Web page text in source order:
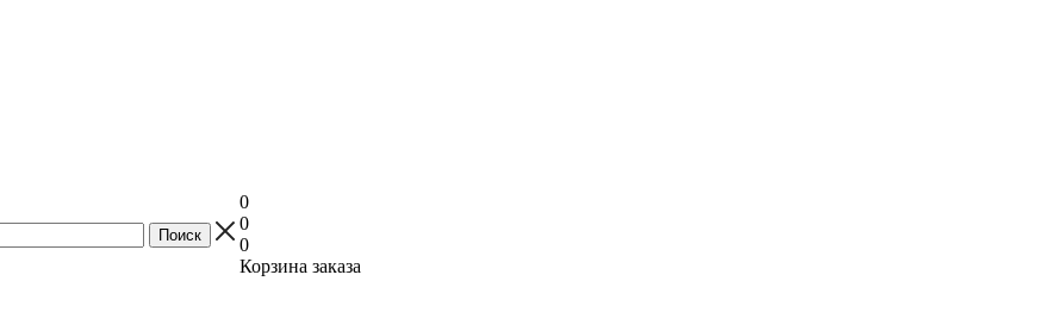
0
0
0
Корзина заказа